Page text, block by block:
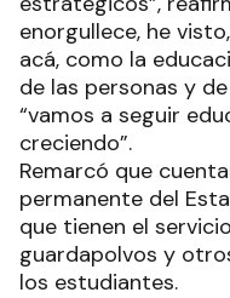
enorgullece, he
acá, como la
de las personas y
“vamos a seguir
creciendo”.
Remarcó que
permanente del
que tienen el
guardapolvos y
los estudiantes.